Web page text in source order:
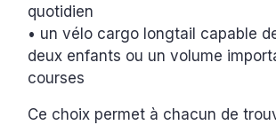
quotidien
• un vélo cargo longtail capable
deux enfants ou un volume
courses
Ce choix permet à chacun de